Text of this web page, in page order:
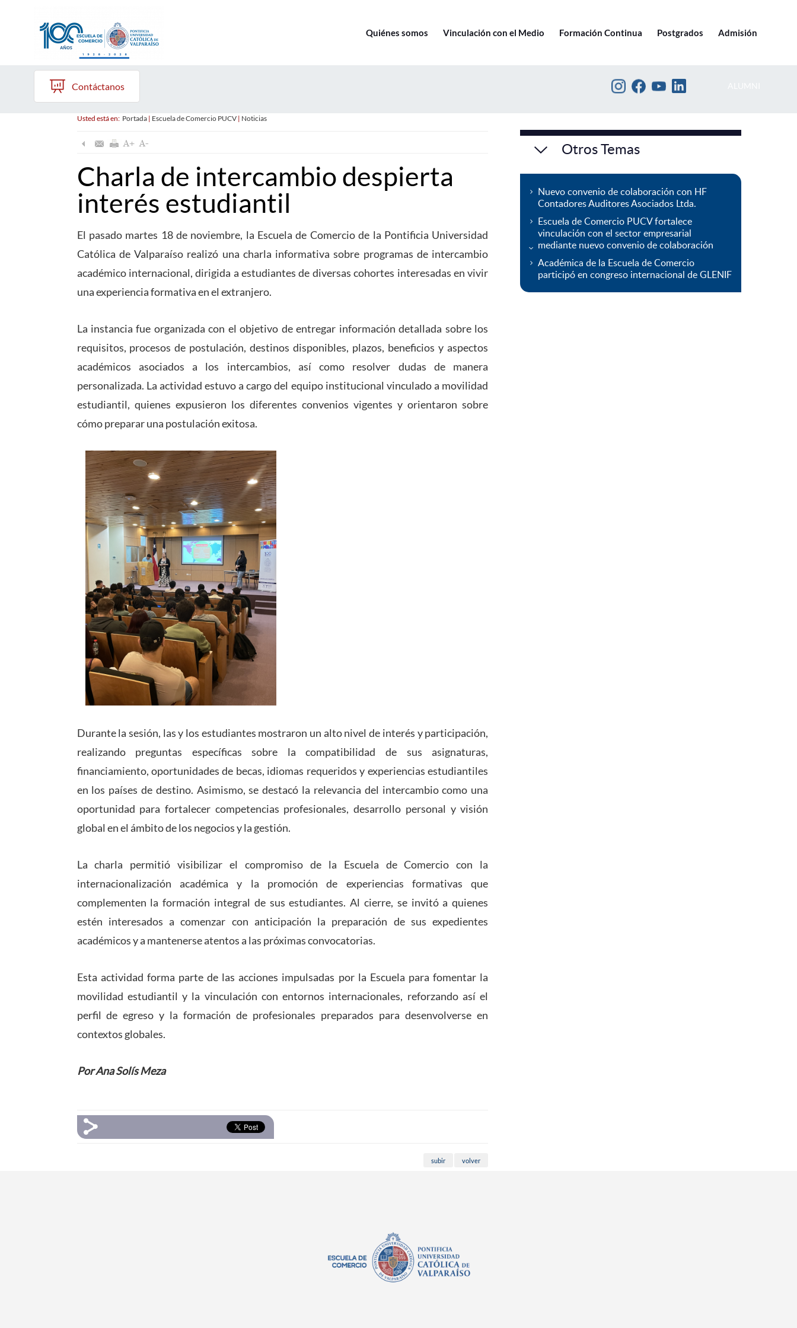
Quiénes somos Vinculación con el Medio Formación Continua Postgrados Admisión
Contáctanos
Usted está en: Portada| Escuela de Comercio PUCV| Noticias
Charla de intercambio despierta
interés estudiantil
El pasado martes 18 de noviembre, la Escuela de Comercio de la Pontificia Universidad
Católica de Valparaíso realizó una charla informativa sobre programas de intercambio
académico internacional, dirigida a estudiantes de diversas cohortes interesadas en vivir
una experiencia formativa en el extranjero.
La instancia fue organizada con el objetivo de entregar información detallada sobre los
requisitos, procesos de postulación, destinos disponibles, plazos, beneficios y aspectos
académicos asociados a los intercambios, así como resolver dudas de manera
personalizada. La actividad estuvo a cargo del equipo institucional vinculado a movilidad
estudiantil, quienes expusieron los diferentes convenios vigentes y orientaron sobre
cómo preparar una postulación exitosa.
Durante la sesión, las y los estudiantes mostraron un alto nivel de interés y participación,
realizando preguntas específicas sobre la compatibilidad de sus asignaturas,
financiamiento, oportunidades de becas, idiomas requeridos y experiencias estudiantiles
en los países de destino. Asimismo, se destacó la relevancia del intercambio como una
oportunidad para fortalecer competencias profesionales, desarrollo personal y visión
global en el ámbito de los negocios y la gestión.
La charla permitió visibilizar el compromiso de la Escuela de Comercio con la
internacionalización académica y la promoción de experiencias formativas que
complementen la formación integral de sus estudiantes. Al cierre, se invitó a quienes
estén interesados a comenzar con anticipación la preparación de sus expedientes
académicos y a mantenerse atentos a las próximas convocatorias.
Esta actividad forma parte de las acciones impulsadas por la Escuela para fomentar la
movilidad estudiantil y la vinculación con entornos internacionales, reforzando así el
perfil de egreso y la formación de profesionales preparados para desenvolverse en
contextos globales.
Por Ana Solís Meza
subir volver
Otros Temas
Nuevo convenio de colaboración con HF
Contadores Auditores Asociados Ltda.
Escuela de Comercio PUCV fortalece
vinculación con el sector empresarial
mediante nuevo convenio de colaboración
Académica de la Escuela de Comercio
participó en congreso internacional de GLENIF